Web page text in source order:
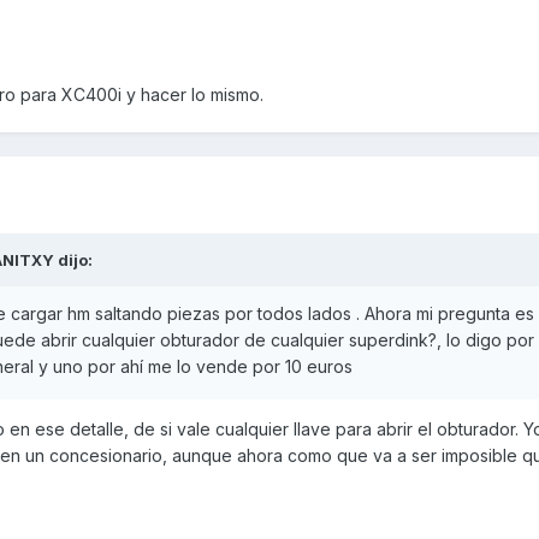
para XC400i y hacer lo mismo.
dijo:
hm saltando piezas por todos lados . Ahora mi pregunta es
abrir cualquier obturador de cualquier superdink?, lo digo por
y uno por ahí me lo vende por 10 euros
en ese detalle, de si vale cualquier llave para abrir el obturador.
un concesionario, aunque ahora como que va a ser imposible